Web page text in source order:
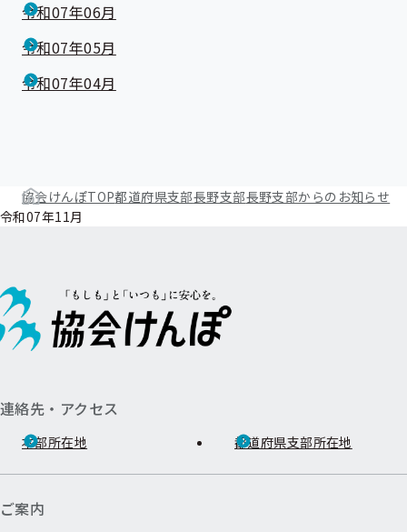
令和07年06月
令和07年05月
令和07年04月
協会けんぽTOP都道府県支部長野支部長野支部からのお知らせ
令和07年11月
連絡先・アクセス
本部所在地 都道府県支部所在地
ご案内